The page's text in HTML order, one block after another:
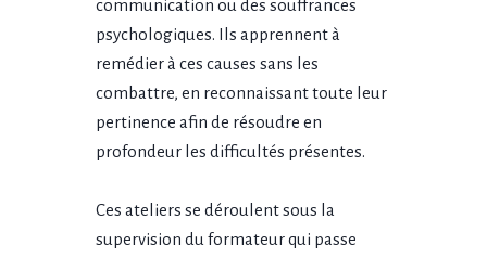
communication ou des souffrances
psychologiques. Ils apprennent à
remédier à ces causes sans les
combattre, en reconnaissant toute leur
pertinence afin de résoudre en
profondeur les difficultés présentes.
Ces ateliers se déroulent sous la
supervision du formateur qui passe